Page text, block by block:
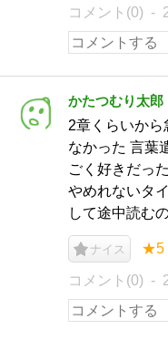
コメント(0)
かたつむり太郎
2章くらいか
なかった 言葉
ごく好きだっ
やめれないタ
して途中読む
ナイス ★5
コメント(0)